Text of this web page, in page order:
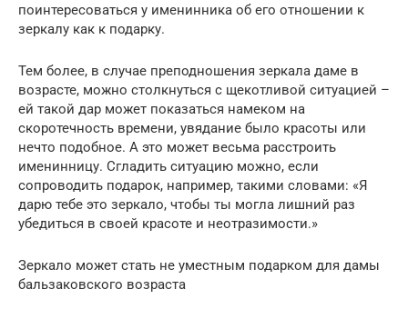
поинтересоваться у именинника об его отношении к
зеркалу как к подарку.
Тем более, в случае преподношения зеркала даме в
возрасте, можно столкнуться с щекотливой ситуацией –
ей такой дар может показаться намеком на
скоротечность времени, увядание было красоты или
нечто подобное. А это может весьма расстроить
именинницу. Сгладить ситуацию можно, если
сопроводить подарок, например, такими словами: «Я
дарю тебе это зеркало, чтобы ты могла лишний раз
убедиться в своей красоте и неотразимости.»
Зеркало может стать не уместным подарком для дамы
бальзаковского возраста